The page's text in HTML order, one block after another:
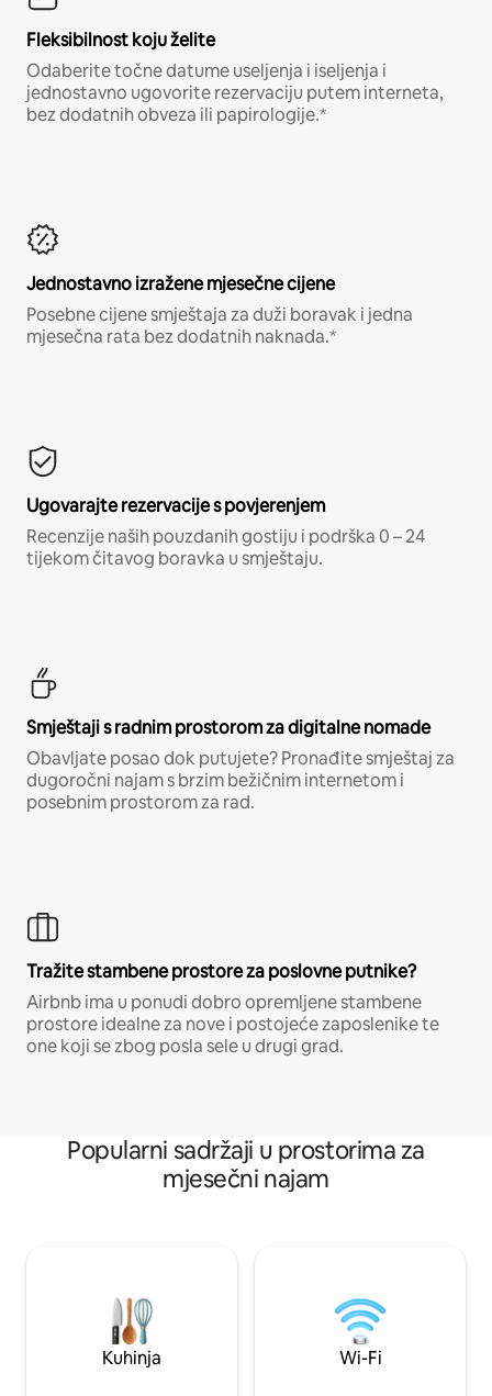
Fleksibilnost koju želite
Odaberite točne datume useljenja i iseljenja i
jednostavno ugovorite rezervaciju putem interneta,
bez dodatnih obveza ili papirologije.*
Jednostavno izražene mjesečne cijene
Posebne cijene smještaja za duži boravak i jedna
mjesečna rata bez dodatnih naknada.*
Ugovarajte rezervacije s povjerenjem
Recenzije naših pouzdanih gostiju i podrška 0 – 24
tijekom čitavog boravka u smještaju.
Smještaji s radnim prostorom za digitalne nomade
Obavljate posao dok putujete? Pronađite smještaj za
dugoročni najam s brzim bežičnim internetom i
posebnim prostorom za rad.
Tražite stambene prostore za poslovne putnike?
Airbnb ima u ponudi dobro opremljene stambene
prostore idealne za nove i postojeće zaposlenike te
one koji se zbog posla sele u drugi grad.
Popularni sadržaji u prostorima za
mjesečni najam
Kuhinja Wi-Fi